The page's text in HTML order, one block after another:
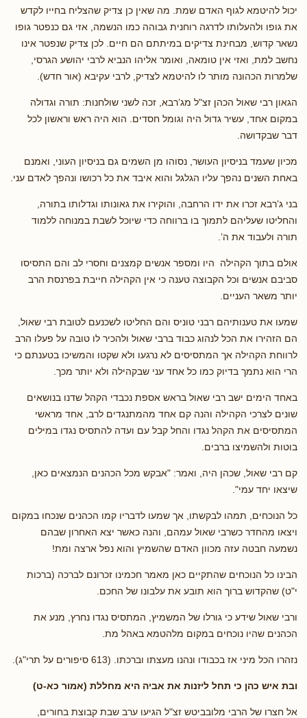
יכול להיטמא לגוף האדם שמת. מה שאין כן צדיק שהצליח בחייו לקדש
את גופו ולהעלותו לדרגה רוחנית גבוהה כמו הנשמה, אזי גם כנפטר גופו
נשאר קדוש, מבחינת צדיקים במיתתם הם חיים. לכן צדיק שנפטר אינו
נחשב למת, ואזי אין טומאה, ואומר אליהו הנביא לרבי יהושע הגרסי,
שלמרות הכהונה מותר לו להיטמא לצדיק, לרבי עקיבא (אור חדש).
הגאון רבי שאול הכהן זצ"ל מג’רבא, זכה לשני שולחנות: תורה וגדולה
במקום אחד, עשיר גדול היה וגומל חסדים. הוא היה ראש וראשון לכל
דבר שבקדושה.
מכיון שעמד בניסיון העושר, נסוהו מן השמים גם בניסיון העוני, ואמנם
באחת השנים נהפך עליו הגלגל והוא איבד את כל רכושו ונהפך לאדם עני.
בני ג’רבא זכרו את ידו הרחבה, והוקירו את גאונותו וגדלותו בתורה,
והחליטו שעליהם לתמוך בו ברווחה כדי שיוכל לשבת במנוחה ללמוד
תורה ולעבוד את ה’.
אולם בתוך הקהילה היו ומספר אנשים קמצנים וחסרי לב והם התסיסו
סביבם אנשים וכל הקבוצה טענה כי אין הקהילה חייבת בפרנסת הרב
יותר משאר העניים.
שמעו את טענותיהם רבני טוניס והם החליטו לשכנעם לטובת רבי שאול,
הם הזהירו את הכל לנהוג כבוד ברבי שאול ולהכיר לו טובה על פעלו הרב
לרווחת הקהילה אך המתסיסים לא נרגעו ולא שקטו והמשיכו בטענתם כי
הרי הוא נתמך בדיוק כמו כל אחד עני שבקהילה ולא יותר מכך.
באחד הימים ישב רבי שאול בראש אספת נכבדי הקהל שדנו בנושאים
שונים לצרכי הקהילה והנה קם אחד מהמתנגדים לרב, אחד מראשי
המתסיסים את הקהל נגדו והחל קבל עם ועדה להתסיס נגדו במילים
בוטות ולהשמיצו ברבים.
קם רבי שאול, שכהן היה, ואמר: "אבקש מכל הכהנים הנמצאים כאן,
שיצאו יחד עמי".
כל הנוכחים, תמהו לבקשתו, אך שמעו לדבריו קמו הכהנים שנכחו במקום
ויצאו מהחדר כשרבי שאול עמהם, והנה כאשר יצא האחרון שבהם
נשמעה חבטה עזה מכוון האדם שהשמיץ והוא נפל ארצה ומת!
הבינו כל הנוכחים שהתקיים כאן מאמר חכמינו זכרונם לברכה (ברכות
י"ט) שהקדוש ברוך הוא תובע את עלבונו של החכם.
ורבי שאול שידע כי גורלו של המשמיץ, המתסיס נגדו נחרץ, מנע את
הכהנים שהיו נוכחים במקום מלהטמא באהל מת.
נזהרו הכל מיני אז בכבודו ונהנו מעצתו וברכתו. (613 סיפורים על תרי"ג).
ובת איש כהן כי תחל ליזנות את אביה היא מחללת (אמור כא-ט)
אל חצרו של הרבי מלובביטש זצ"ל הגיעו ערב שבת קבוצת בחורים,